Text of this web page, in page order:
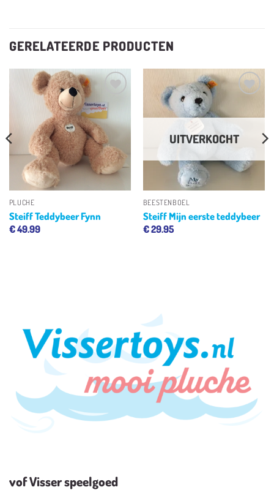
GERELATEERDE PRODUCTEN
Toevoegen
aan
verlanglijst
PLUCHE
Steiff Teddybeer Fynn
€49.99
aan
UITVERKOCHT
BEESTENBOEL
Steiff Mijn eerste teddybeer
€29.95
vof Visser speelgoed